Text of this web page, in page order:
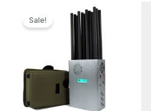
Sale!
Ursprünglicher
Preis
war:
1.399,00€
Aktueller
Preis
ist:
699,99€.